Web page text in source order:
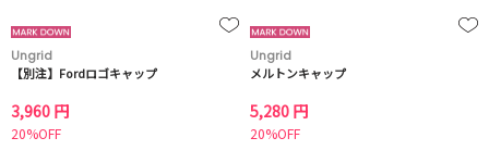
Ungrid
【別注】Fordロゴキャップ
3,960 円
20%OFF
Ungrid
メルトンキャップ
5,280 円
20%OFF